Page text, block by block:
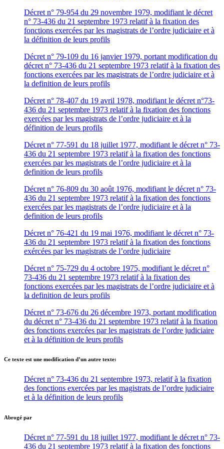
Décret n° 79-954 du 29 novembre 1979, modifiant le décret
n° 73-436 du 21 septembre 1973 relatif à la fixation des
fonctions exercées par les magistrats de l’ordre judiciaire et à
la définition de leurs profils
Décret n° 79-109 du 16 janvier 1979, portant modification du
décret n° 73-436 du 21 septembre 1973 relatif à la fixation des
fonctions exercées par les magistrats de l’ordre judiciaire et à
la definition de leurs profils
Décret n° 78-407 du 19 avril 1978, modifiant le décret n°73-
436 du 21 septembre 1973 relatif à la fixation des fonctions
exercées par les magistrats de l’ordre judiciaire et à la
définition de leurs profils
Décret n° 77-591 du 18 juillet 1977, modifiant le décret n° 73-
436 du 21 septembre 1973 relatif à la fixation des fonctions
exercées par les magistrats de l’ordre judiciaire et à la
definition de leurs profils
Décret n° 76-809 du 30 août 1976, modifiant le décret n° 73-
436 du 21 septembre 1973 relatif à la fixation des fonctions
exercées par les magistrats de l’ordre judiciaire et à la
definition de leurs profils
Décret n° 76-421 du 19 mai 1976, modifiant le décret n° 73-
436 du 21 septembre 1973 relatif à la fixation des fonctions
exércées par les magistrats de l’ordre judiciaire
Décret n° 75-729 du 4 octobre 1975, modifiant le décret n°
73-436 du 21 septembre 1973 relatif à la fixation des
fonctions exercées par les magistrats de l’ordre judiciaire et à
la definition de leurs profils
Décret n° 73-676 du 26 décembre 1973, portant modification
du décret n° 73-436 du 21 septembre 1973 relatif à la fixation
des fonctions exercées par les magistrats de l’ordre judiciaire
et à la définition de leurs profils
Ce texte est une modification d’un autre texte:
Décret n° 73-436 du 21 septembre 1973, relatif à la fixation
des fonctions exercées par les magistrats de l’ordre judiciaire
et à la définition de leurs profils
Abrogé par
Décret n° 77-591 du 18 juillet 1977, modifiant le décret n° 73-
436 du 21 septembre 1973 relatif à la fixation des fonctions